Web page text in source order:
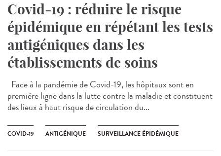
Covid-19 : réduire le risque
épidémique en répétant les tests
antigéniques dans les
établissements de soins
Face à la pandémie de Covid-19, les hôpitaux sont en
première ligne dans la lutte contre la maladie et constituent
des lieux à haut risque de circulation du...
COVID-19 ANTIGÉNIQUE SURVEILLANCE ÉPIDÉMIQUE